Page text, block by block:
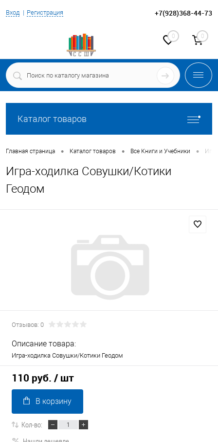
Вход Регистрация +7(928)368-44-73
0 0
Каталог товаров
Главная страница • Каталог товаров • Все Книги и Учебники •
Игра-ходилка Совушки/Котики
Геодом
Отзывов: 0
Описание товара:
Игра-ходилка Совушки/Котики Геодом
110 руб. / шт
В корзину
Кол-во: